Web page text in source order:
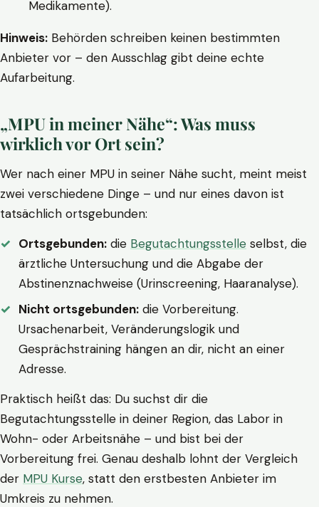
Medikamente).
Hinweis: Behörden schreiben keinen bestimmten
Anbieter vor – den Ausschlag gibt deine echte
Aufarbeitung.
„MPU in meiner Nähe“: Was muss
wirklich vor Ort sein?
Wer nach einer MPU in seiner Nähe sucht, meint meist
zwei verschiedene Dinge – und nur eines davon ist
tatsächlich ortsgebunden:
Ortsgebunden: die Begutachtungsstelle selbst, die
ärztliche Untersuchung und die Abgabe der
Abstinenznachweise (Urinscreening, Haaranalyse).
Nicht ortsgebunden: die Vorbereitung.
Ursachenarbeit, Veränderungslogik und
Gesprächstraining hängen an dir, nicht an einer
Adresse.
Praktisch heißt das: Du suchst dir die
Begutachtungsstelle in deiner Region, das Labor in
Wohn- oder Arbeitsnähe – und bist bei der
Vorbereitung frei. Genau deshalb lohnt der Vergleich
der MPU Kurse, statt den erstbesten Anbieter im
Umkreis zu nehmen.